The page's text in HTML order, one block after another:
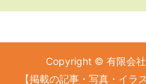
Copyright © 有限会
【掲載の記事・写真・イラ